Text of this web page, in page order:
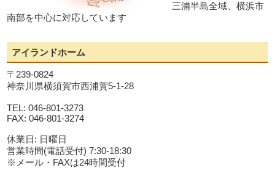
三浦半島全域、横浜市
南部を中心に対応しています
アイランドホーム
〒239-0824
神奈川県横須賀市西浦賀5-1-28
TEL: 046-801-3273
FAX: 046-801-3274
休業日: 日曜日
営業時間(電話受付) 7:30-18:30
※メール・FAXは24時間受付